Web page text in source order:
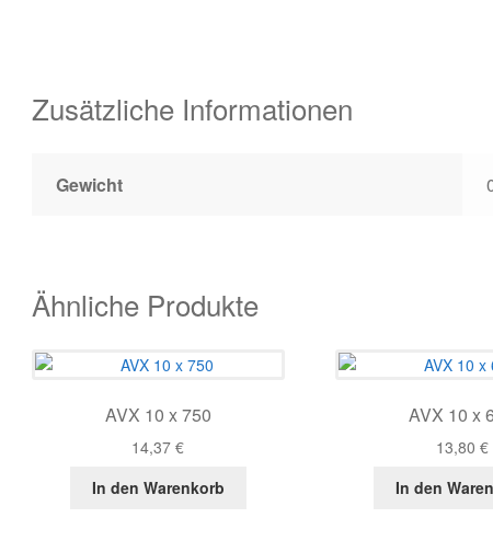
Zusätzliche Informationen
Gewicht
Ähnliche Produkte
AVX 10 x 750
14,37€
In den Warenkorb
AVX 10 x
13,80 €
In den